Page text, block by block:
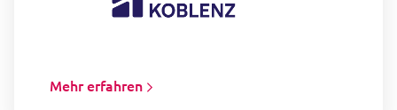
Mehr erfahren